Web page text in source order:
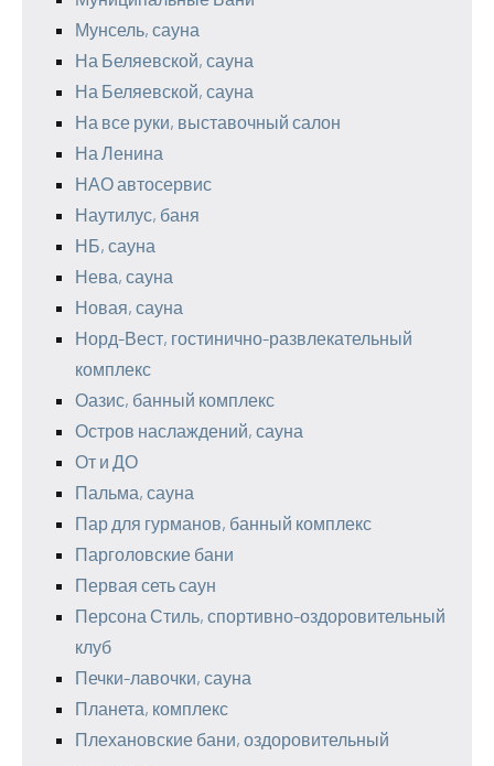
Мунсель, сауна
На Беляевской, сауна
На Беляевской, сауна
На все руки, выставочный салон
На Ленина
НАО автосервис
Наутилус, баня
НБ, сауна
Нева, сауна
Новая, сауна
Норд-Вест, гостинично-развлекательный
комплекс
Оазис, банный комплекс
Остров наслаждений, сауна
От и ДО
Пальма, сауна
Пар для гурманов, банный комплекс
Парголовские бани
Первая сеть саун
Персона Стиль, спортивно-оздоровительный
клуб
Печки-лавочки, сауна
Планета, комплекс
Плехановские бани, оздоровительный